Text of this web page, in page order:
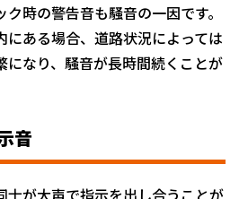
時の警告音も騒音の一因です。
ある場合、道路状況によっては
になり、騒音が長時間続くことが
音
士が大声で指示を出し合うことが